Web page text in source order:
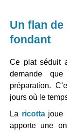
Un flan
fondant
Ce plat séduit
demande
préparation.
jours où le
La ricottajoue
apporte une